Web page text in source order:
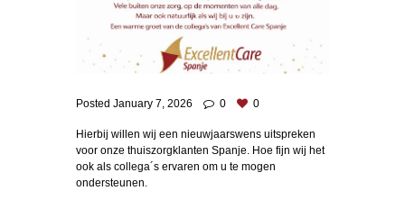
Posted January 7, 2026 0 0
Hierbij willen wij een nieuwjaarswens uitspreken
voor onze thuiszorgklanten Spanje. Hoe fijn wij het
ook als collega´s ervaren om u te mogen
ondersteunen.